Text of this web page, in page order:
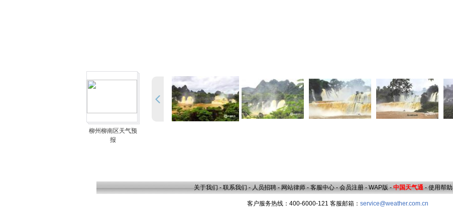
柳州柳南区天气预
报
关于我们 - 联系我们 - 人员招聘 - 网站律师 - 客服中心 - 会员注册 - WAP版 - 中国天气通 - 使用帮助
客户服务热线：400-6000-121 客服邮箱： service@weather.com.cn